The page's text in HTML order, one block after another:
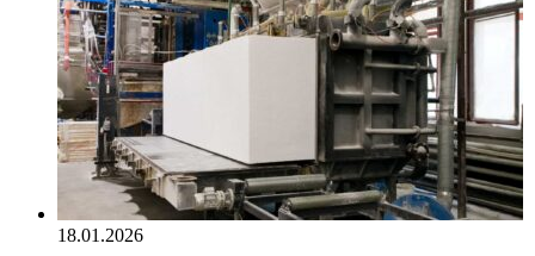
18.01.2026